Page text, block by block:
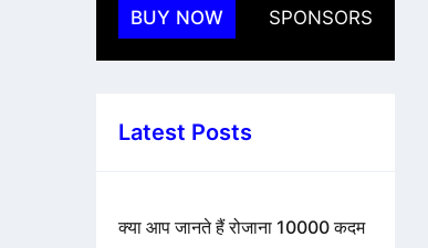
BUY NOW SPONSORS
Latest Posts
क्या आप जानते हैं रोजाना 10000 कदम